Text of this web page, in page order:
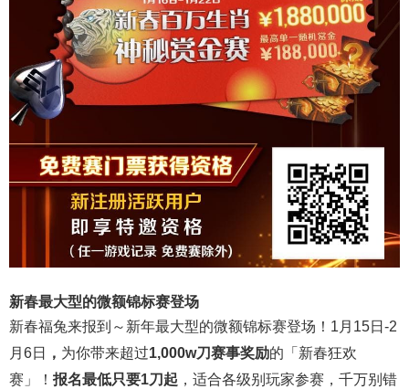
新春最大型的微额锦标赛登场
新春福兔来报到～新年最大型的微额锦标赛登场！1月15日-2
月6日
， 为你带来超过1,000w刀赛事奖励的「新春狂欢
赛」！ 报名最低只要1刀起 ，适合各级别玩家参赛，千万别错